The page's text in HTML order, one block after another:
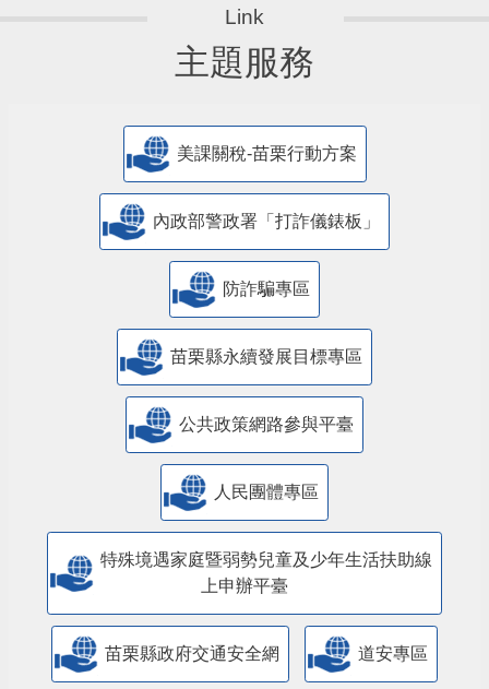
主題服務
美課關稅-苗栗行動方案
內政部警政署「打詐儀錶板」
防詐騙專區
苗栗縣永續發展目標專區
公共政策網路參與平臺
人民團體專區
特殊境遇家庭暨弱勢兒童及少年生活扶助線
上申辦平臺
苗栗縣政府交通安全網 道安專區